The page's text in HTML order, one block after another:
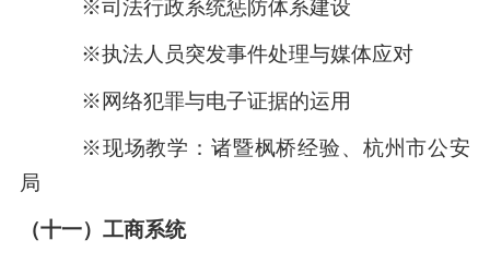
※司法行政系统惩防体系建设
※执法人员突发事件处理与媒体应对
※网络犯罪与电子证据的运用
※现场教学：诸暨枫桥经验、杭州市公安
局
（十一）工商系统